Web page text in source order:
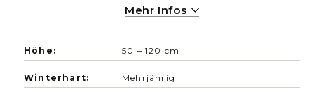
ununterbrochen von Wildbienen,
empfiehlt sich eine Anzucht im Topf. Bis auf
Rückschnitt im zeitigen Frühjahr. Samenfest.
Mehr Infos
Höhe: 50 – 120 cm
Winterhart: Mehrjährig